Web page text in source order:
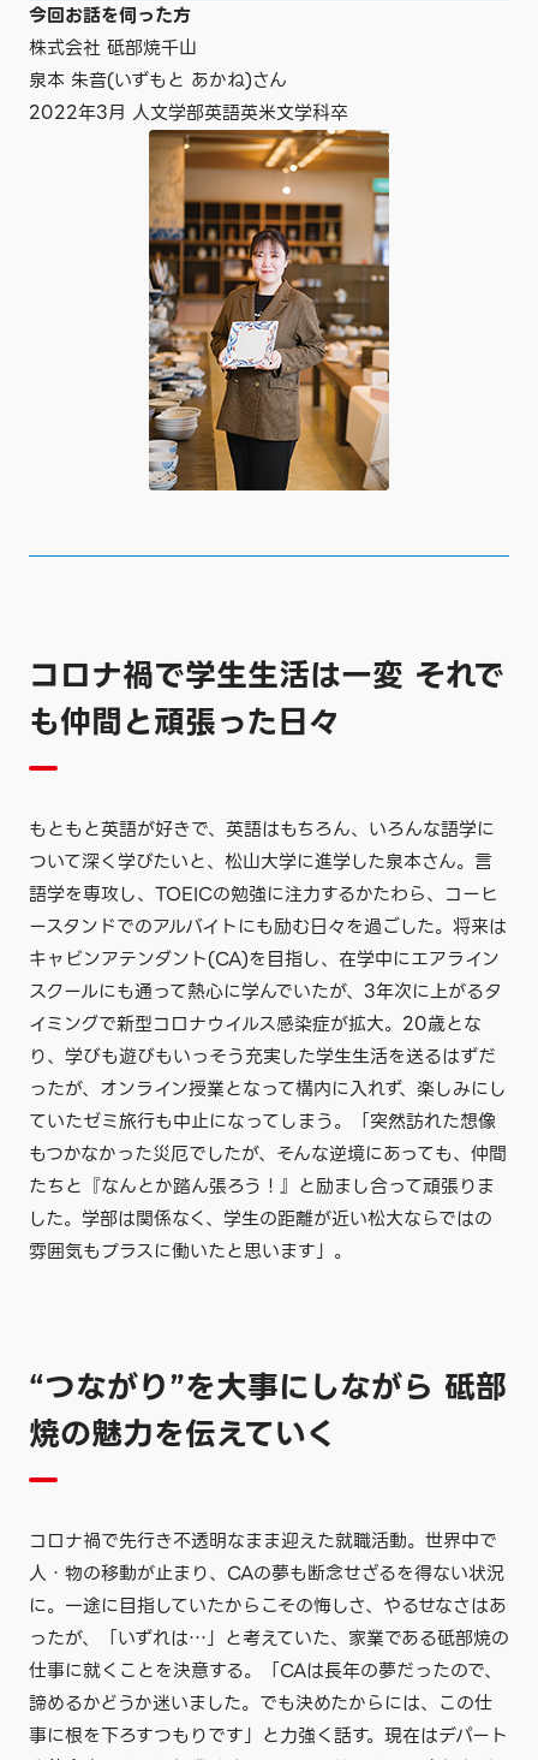
今回お話を伺った方
株式会社 砥部焼千山
泉本 朱音(いずもと あかね)さん
2022年3月 人文学部英語英米文学科卒
コロナ禍で学生生活は一変 それで
も仲間と頑張った日々
もともと英語が好きで、英語はもちろん、いろんな語学に
ついて深く学びたいと、松山大学に進学した泉本さん。言
語学を専攻し、TOEICの勉強に注力するかたわら、コーヒ
ースタンドでのアルバイトにも励む日々を過ごした。将来は
キャビンアテンダント(CA)を目指し、在学中にエアライン
スクールにも通って熱心に学んでいたが、3年次に上がるタ
イミングで新型コロナウイルス感染症が拡大。20歳とな
り、学びも遊びもいっそう充実した学生生活を送るはずだ
ったが、オンライン授業となって構内に入れず、楽しみにし
ていたゼミ旅行も中止になってしまう。「突然訪れた想像
もつかなかった災厄でしたが、そんな逆境にあっても、仲間
たちと『なんとか踏ん張ろう！』と励まし合って頑張りま
した。学部は関係なく、学生の距離が近い松大ならではの
雰囲気もプラスに働いたと思います」。
“つながり”を大事にしながら 砥部
焼の魅力を伝えていく
コロナ禍で先行き不透明なまま迎えた就職活動。世界中で
人・物の移動が止まり、CAの夢も断念せざるを得ない状況
に。一途に目指していたからこその悔しさ、やるせなさはあ
ったが、「いずれは…」と考えていた、家業である砥部焼の
仕事に就くことを決意する。「CAは長年の夢だったので、
諦めるかどうか迷いました。でも決めたからには、この仕
事に根を下ろすつもりです」と力強く話す。現在はデパート